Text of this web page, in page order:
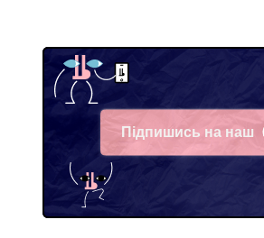
Підпишись на наш
Facebook